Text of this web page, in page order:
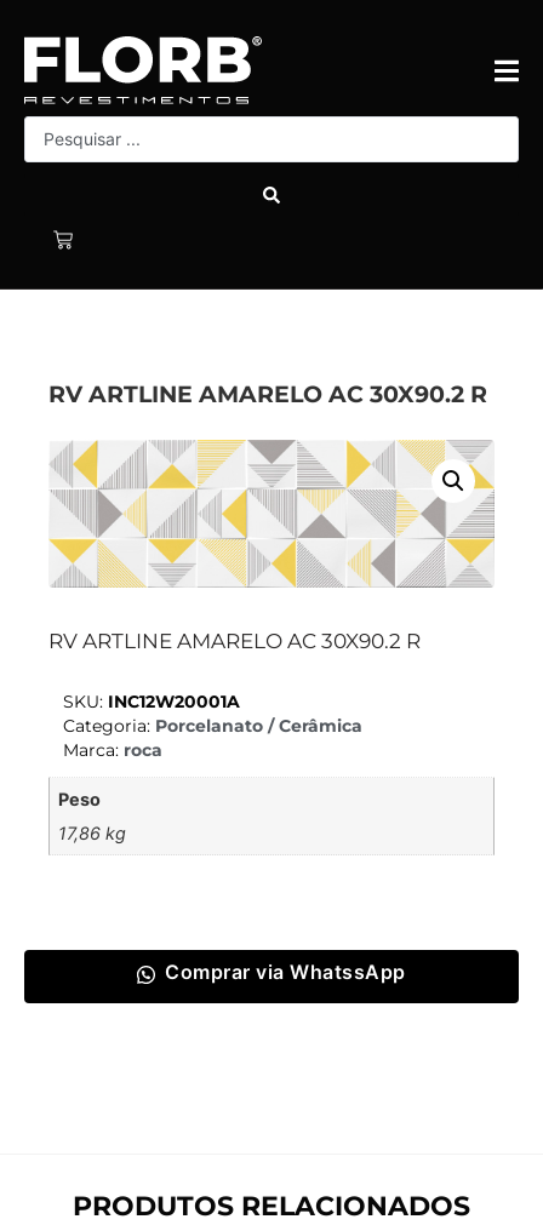
RV ARTLINE AMARELO AC 30X90.2 R
RV ARTLINE AMARELO AC 30X90.2 R
SKU: INC12W20001A
Categoria: Porcelanato / Cerâmica
Marca: roca
Peso
17,86 kg
Comprar via WhatssApp
PRODUTOS RELACIONADOS